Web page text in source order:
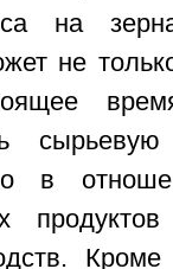
на
не
в
продуктов
Кроме